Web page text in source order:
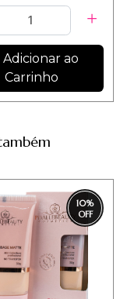
Adicionar ao
Carrinho
10%